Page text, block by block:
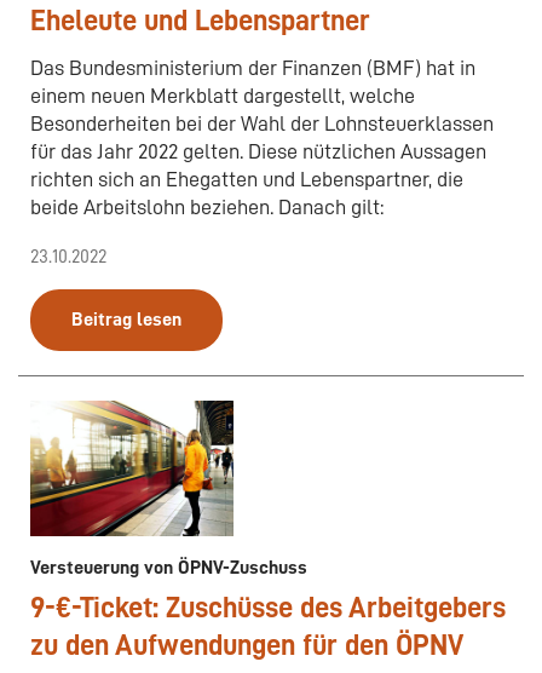
Eheleute und Lebenspartner
Das Bundesministerium der Finanzen (BMF) hat in
einem neuen Merkblatt dargestellt, welche
Besonderheiten bei der Wahl der Lohnsteuerklassen
für das Jahr 2022 gelten. Diese nützlichen Aussagen
richten sich an Ehegatten und Lebenspartner, die
beide Arbeitslohn beziehen. Danach gilt:
23.10.2022
Beitrag lesen
Versteuerung von ÖPNV-Zuschuss
9-€-Ticket: Zuschüsse des Arbeitgebers
zu den Aufwendungen für den ÖPNV